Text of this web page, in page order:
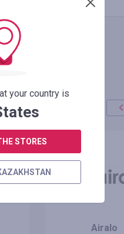
Airalo
your country is
STORES